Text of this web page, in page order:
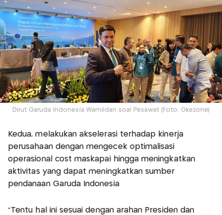
Dirut Garuda Indonesia Wamildan soal Pesawat (Foto: Okezone)
Kedua, melakukan akselerasi terhadap kinerja
perusahaan dengan mengecek optimalisasi
operasional cost maskapai hingga meningkatkan
aktivitas yang dapat meningkatkan sumber
pendanaan Garuda Indonesia
"Tentu hal ini sesuai dengan arahan Presiden dan